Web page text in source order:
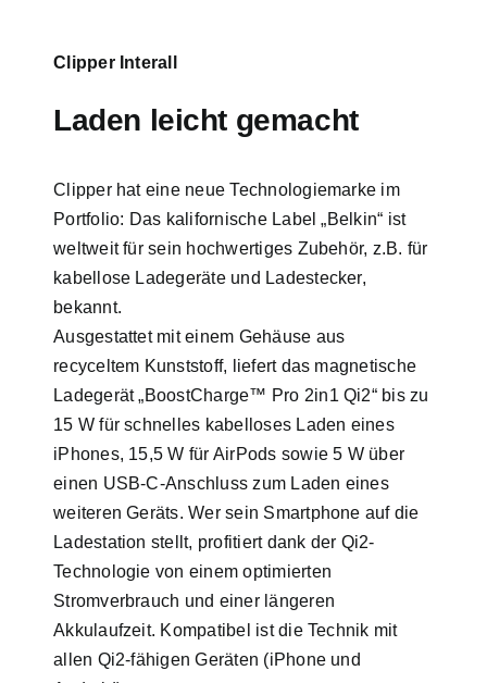
Clipper Interall
Laden leicht gemacht
Clipper hat eine neue Technologiemarke im
Portfolio: Das kalifornische Label „Belkin“ ist
weltweit für sein hochwertiges Zubehör, z.B. für
kabellose Ladegeräte und Ladestecker,
bekannt.
Ausgestattet mit einem Gehäuse aus
recyceltem Kunststoff, liefert das magnetische
Ladegerät „BoostCharge™ Pro 2in1 Qi2“ bis zu
15 W für schnelles kabelloses Laden eines
iPhones, 15,5 W für AirPods sowie 5 W über
einen USB-C-Anschluss zum Laden eines
weiteren Geräts. Wer sein Smartphone auf die
Ladestation stellt, profitiert dank der Qi2-
Technologie von einem optimierten
Stromverbrauch und einer längeren
Akkulaufzeit. Kompatibel ist die Technik mit
allen Qi2-fähigen Geräten (iPhone und